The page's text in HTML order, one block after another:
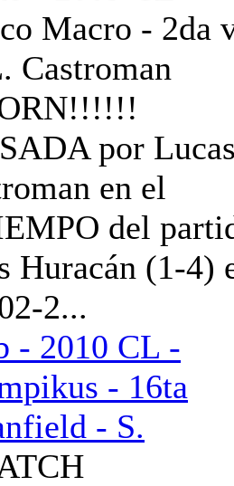
por
en el
del
Huracán (1-4)
2...
- 2010 CL -
- 16ta
- S.